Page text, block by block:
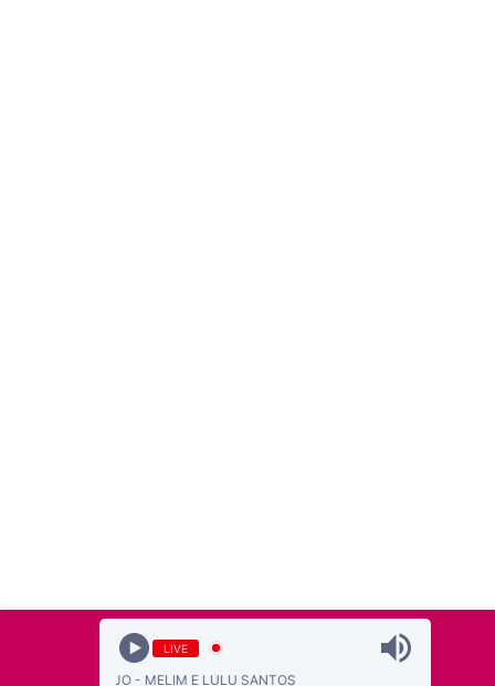
LIVE
DE ANJO - MELIM E LULU SANTOS